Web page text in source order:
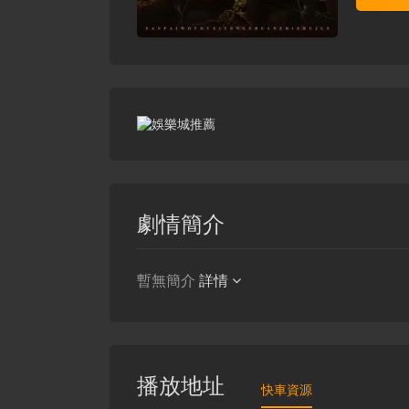
劇情簡介
暫無簡介 詳情
播放地址 快車資源